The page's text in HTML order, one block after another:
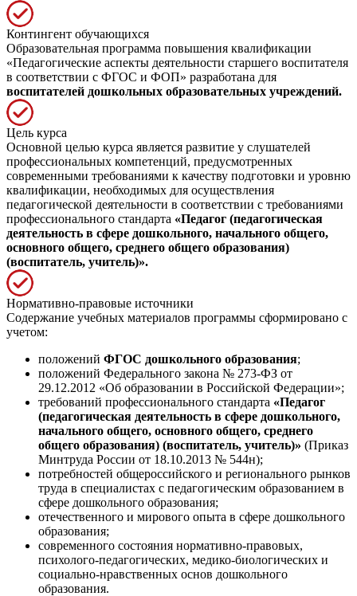
Контингент обучающихся
Образовательная программа повышения квалификации
«Педагогические аспекты деятельности старшего воспитателя
в соответствии с ФГОС и ФОП» разработана для
воспитателей дошкольных образовательных учреждений.
Цель курса
Основной целью курса является развитие у слушателей
профессиональных компетенций, предусмотренных
современными требованиями к качеству подготовки и уровню
квалификации, необходимых для осуществления
педагогической деятельности в соответствии с требованиями
профессионального стандарта «Педагог (педагогическая
деятельность в сфере дошкольного, начального общего,
основного общего, среднего общего образования)
(воспитатель, учитель)».
Нормативно-правовые источники
Содержание учебных материалов программы сформировано с
учетом:
положений ФГОС дошкольного образования;
положений Федерального закона № 273-ФЗ от
29.12.2012 «Об образовании в Российской Федерации»;
требований профессионального стандарта «Педагог
(педагогическая деятельность в сфере дошкольного,
начального общего, основного общего, среднего
общего образования) (воспитатель, учитель)» (Приказ
Минтруда России от 18.10.2013 № 544н);
потребностей общероссийского и регионального рынков
труда в специалистах с педагогическим образованием в
сфере дошкольного образования;
отечественного и мирового опыта в сфере дошкольного
образования;
современного состояния нормативно-правовых,
психолого-педагогических, медико-биологических и
социально-нравственных основ дошкольного
образования.